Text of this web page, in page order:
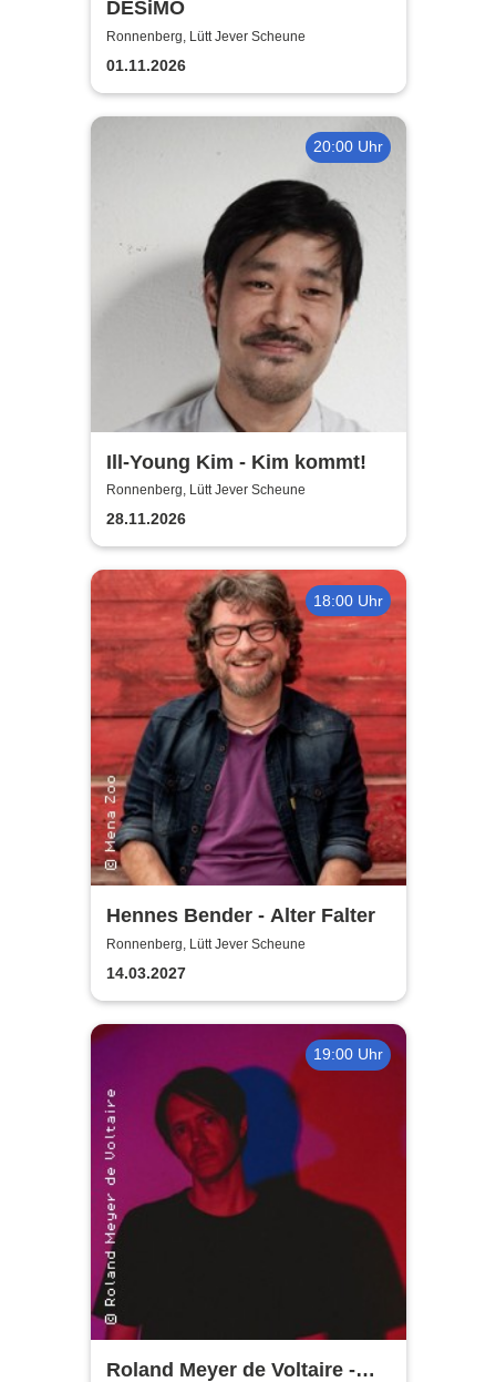
DESiMO
Ronnenberg, Lütt Jever Scheune
01.11.2026
20:00 Uhr
Ill-Young Kim - Kim kommt!
Ronnenberg, Lütt Jever Scheune
28.11.2026
18:00 Uhr
Hennes Bender - Alter Falter
Ronnenberg, Lütt Jever Scheune
14.03.2027
19:00 Uhr
Roland Meyer de Voltaire -